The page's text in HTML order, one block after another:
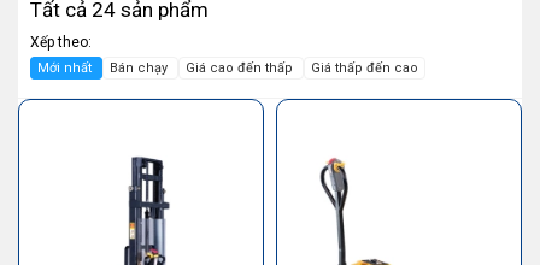
Tất cả 24 sản phẩm
Xếp theo:
Mới nhất Bán chạy Giá cao đến thấp Giá thấp đến cao